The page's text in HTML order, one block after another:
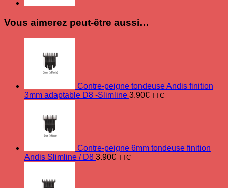
Vous aimerez peut-être aussi…
Contre-peigne tondeuse Andis finition
3mm adaptable D8 -Slimline 3.90€ TTC
Contre-peigne 6mm tondeuse finition
Andis Slimline / D8 3.90€ TTC